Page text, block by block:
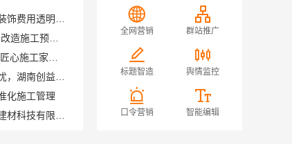
嘉兴家美建材科技有限公司-嘉善改造施工预算透明
宁波雅美和居建材科技有限公司|匠心施工家装施工对接渠道
本地全案设计多少钱一平售后无忧，湖南创益讯建筑有限公司
化施工管理
湖北百年米莱
全网营销 群站推广
标题智造 舆情监控
口令营销 智能编辑